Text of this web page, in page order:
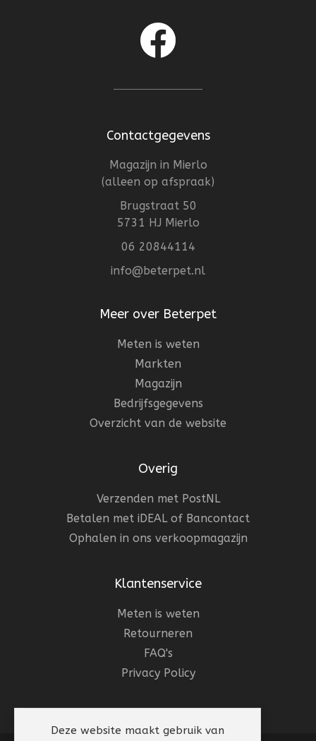
Contactgegevens
Magazijn in Mierlo
(alleen op afspraak)
Brugstraat 50
5731 HJ Mierlo
06 20844114
info@beterpet.nl
Meer over Beterpet
Meten is weten
Markten
Magazijn
Bedrijfsgegevens
Overzicht van de website
Overig
Verzenden met PostNL
Betalen met iDEAL of Bancontact
Ophalen in ons verkoopmagazijn
Klantenservice
Meten is weten
Retourneren
FAQ's
Privacy Policy
Deze website maakt gebruik van